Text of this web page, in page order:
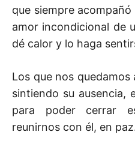
que siempre
amor incondicional de
dé calor y lo haga
Los que nos
sintiendo su ausencia,
para poder cerrar
reunirnos con él, en